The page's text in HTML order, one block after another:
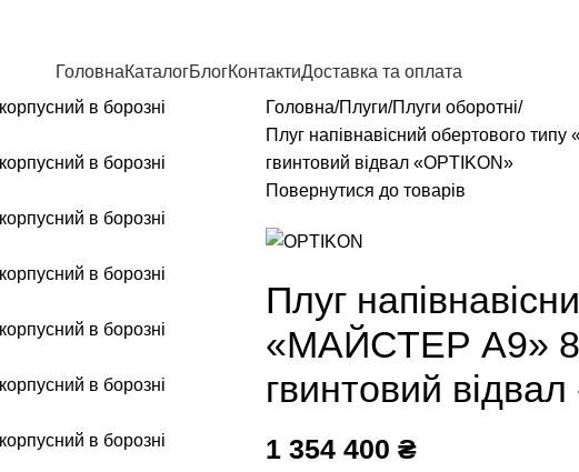
ГоловнаКаталогБлогКонтактиДоставка та оплата
Головна Плуги Плуги оборотні
Плуг напівнавісний обертового
гвинтовий відвал «OPTIKON»
Повернутися до товарів
Плуг
«МАЙСТЕР А9»
гвинтовий
1 354 400 ₴